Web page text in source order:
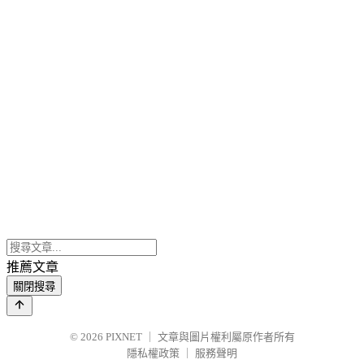
推薦文章
關閉搜尋
© 2026 PIXNET
文章與圖片權利屬原作者所有
隱私權政策
服務聲明